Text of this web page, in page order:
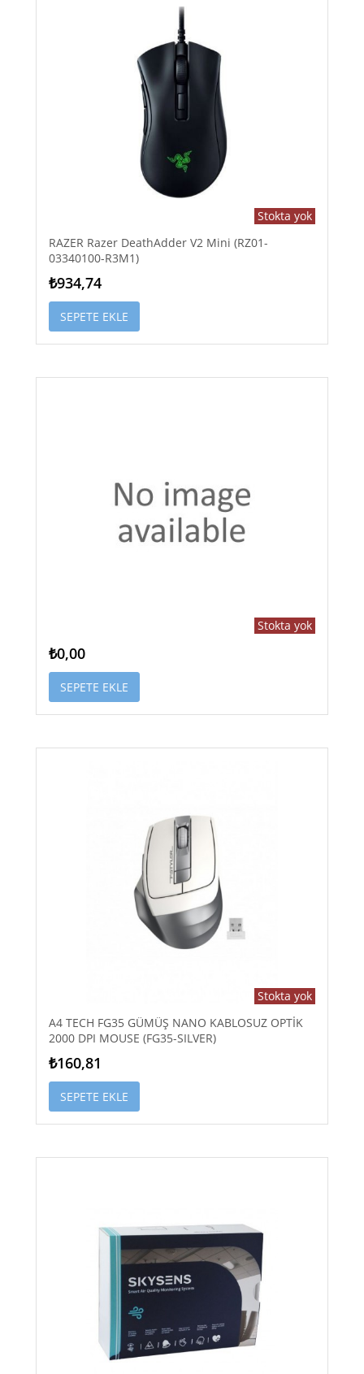
Stokta yok
RAZER Razer DeathAdder V2 Mini (RZ01-
03340100-R3M1)
₺934,74
SEPETE EKLE
Stokta yok
₺0,00
SEPETE EKLE
Stokta yok
A4 TECH FG35 GÜMÜŞ NANO KABLOSUZ OPTİK
2000 DPI MOUSE (FG35-SILVER)
₺160,81
SEPETE EKLE